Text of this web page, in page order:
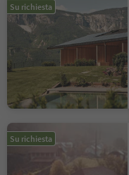
Su richiesta
Su richiesta